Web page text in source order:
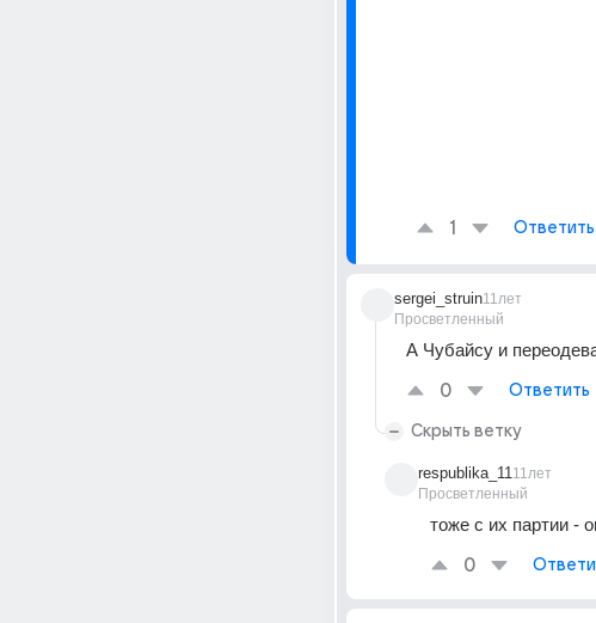
1 Ответить
sergei_struin
Просветленный
11лет
А Чубайсу и
0 Ответить
Скрыть ветку
respublika_11
Просветленный
11лет
тоже с их партии -
0